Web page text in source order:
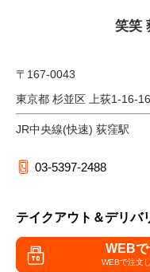
笑笑
〒167-0043
東京都 杉並区 上荻1-16-
JR中央線(快速) 荻窪駅
03-5397-2488
テイクアウト＆デリバ
WEB
WEBで注文